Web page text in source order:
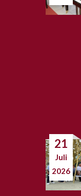
21
Juli
2026